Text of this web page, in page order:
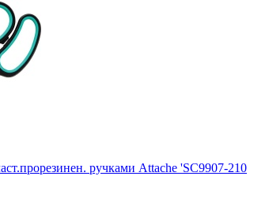
ручками Attache 'SC9907-210